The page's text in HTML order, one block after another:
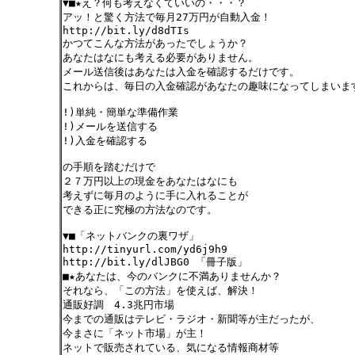
▼■★え？何も考えなくていいの・・・？
アッ！と驚く方法で毎月27万円が自動入金！
http://bit.ly/d8dTIs
かつてこんな方法があったでしょうか？
あなたはなにも考える必要がありません。
メール送信後はあなたは入金を確認するだけです。
これからは、毎日の入金確認があなたの趣味になってしまいま
!)単純・簡単な準備作業
!)メールを送信する
!)入金を確認する
の手順を踏むだけで
２７万円以上の現金をあなたはなにも
考えずに毎月のように手に入れることが
できる正に究極の方法なのです。
▼■「ネットバンクの裏ワザ」
http://tinyurl.com/yd6j9h9
http://bit.ly/dlJBG0 「冊子版」
■★あなたは、今のバンクに不満ありませんか？
それなら、「この方法」を使えば、解決！
通販好調 4.3兆円市場
今までの通販はテレビ・ラジオ・新聞等が主だったが、
今まさに「ネット市場」が主！
ネットで販売されている、気になる情報商材等